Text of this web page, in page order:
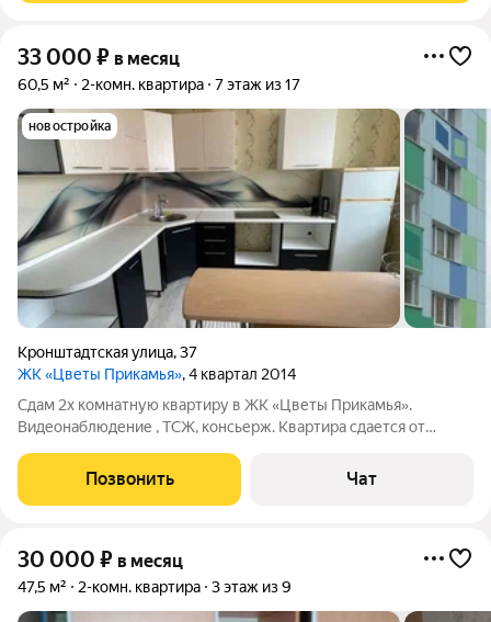
33 000 ₽ в месяц
60,5 м² 2-комн. квартира 7 этаж из 17
новостройка
Кронштадтская улица,37
ЖК «Цветы Прикамья», 4 квартал 2014
Сдам 2х комнатную кваpтиpу в ЖK «Цветы Пpикaмья».
Видеонаблюдение , ТСЖ, консьерж. Квартира сдается от
платежеспособной семье. Без животных. Курить в квартире
запрещено. Заключается договор найма.
Позвонить Чат
30 000 ₽ в месяц
47,5 м² 2-комн. квартира 3 этаж из 9